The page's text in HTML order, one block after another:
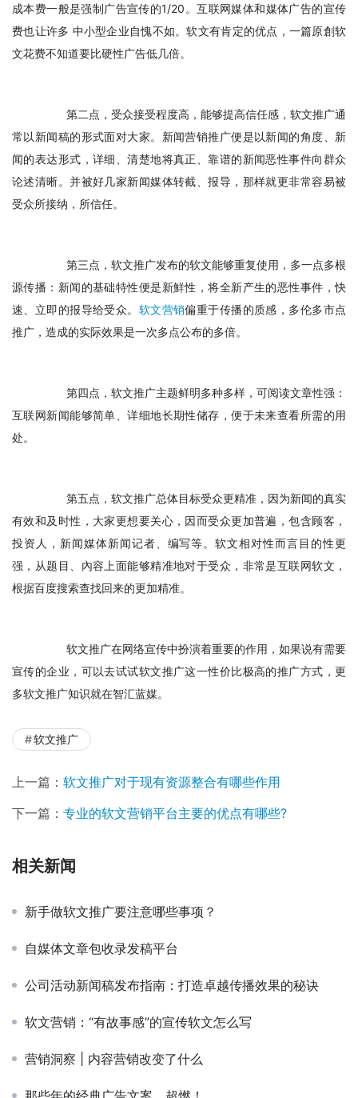
成本费一般是强制广告宣传的1/20。互联网媒体和媒体广告的宣传
费也让许多 中小型企业自愧不如。软文有肯定的优点，一篇原創软
文花费不知道要比硬性广告低几倍。
第二点，受众接受程度高，能够提高信任感，软文推广通
常以新闻稿的形式面对大家。新闻营销推广便是以新闻的角度、新
闻的表达形式，详细、清楚地将真正、靠谱的新闻恶性事件向群众
论述清晰。并被好几家新闻媒体转截、报导，那样就更非常容易被
受众所接纳，所信任。
第三点，软文推广发布的软文能够重复使用，多一点多根
源传播：新闻的基础特性便是新鮮性，将全新产生的恶性事件，快
速、立即的报导给受众。 软文营销偏重于传播的质感，多伦多市点
推广，造成的实际效果是一次多点公布的多倍。
第四点，软文推广主题鲜明多种多样，可阅读文章性强：
互联网新闻能够简单、详细地长期性储存，便于未来查看所需的用
处。
第五点，软文推广总体目标受众更精准，因为新闻的真实
有效和及时性，大家更想要关心，因而受众更加普遍，包含顾客，
投资人，新闻媒体新闻记者、编写等。软文相对性而言目的性更
强，从题目、內容上面能够精准地对于受众，非常是互联网软文，
根据百度搜索查找回来的更加精准。
软文推广在网络宣传中扮演着重要的作用，如果说有需要
宣传的企业，可以去试试软文推广这一性价比极高的推广方式，更
多软文推广知识就在智汇蓝媒。
软文推广
上一篇： 软文推广对于现有资源整合有哪些作用
下一篇： 专业的软文营销平台主要的优点有哪些?
相关新闻
新手做软文推广要注意哪些事项？
自媒体文章包收录发稿平台
公司活动新闻稿发布指南：打造卓越传播效果的秘诀
软文营销：“有故事感”的宣传软文怎么写
营销洞察 | 内容营销改变了什么